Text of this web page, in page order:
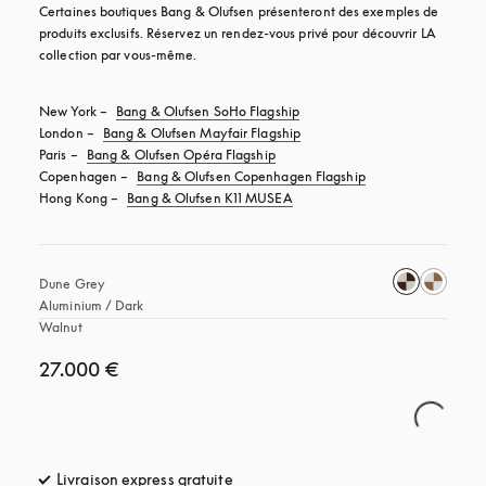
Certaines boutiques Bang & Olufsen présenteront des exemples de
produits exclusifs. Réservez un rendez-vous privé pour découvrir LA
collection par vous-même.
New York –
Bang & Olufsen SoHo Flagship
London –
Bang & Olufsen Mayfair Flagship
Paris –
Bang & Olufsen Opéra Flagship
Copenhagen –
Bang & Olufsen Copenhagen Flagship
Hong Kong –
Bang & Olufsen K11 MUSEA
Dune Grey
Aluminium / Dark
Walnut
27.000 €
Livraison express gratuite